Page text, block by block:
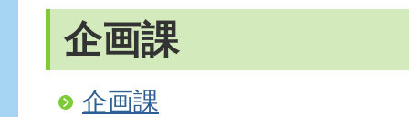
企画課
企画課